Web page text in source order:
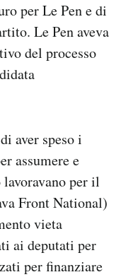
per Le Pen e di
Le Pen aveva
del processo
aver speso i
assumere e
per il
Front National)
vieta
ai deputati per
per finanziare